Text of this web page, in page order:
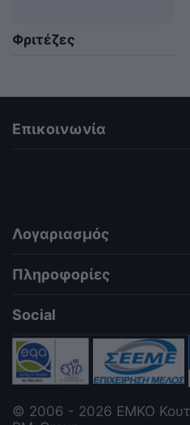
Φριτέζες
Επικοινωνία
Λογαριασμός
Πληροφορίες
Social
© 2006 - 2026 ΕΜΚΟ